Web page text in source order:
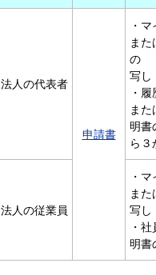
法人の代表者
申請書
・
ま
の
写し
・
ま
明書
ら３
法人の従業員
・
ま
写し
・
明書